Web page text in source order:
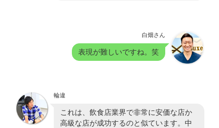
白畑さん
表現が難しいですね。笑
輪違
これは、飲食店業界で非常に安価な店か
高級な店が成功するのと似ています。中